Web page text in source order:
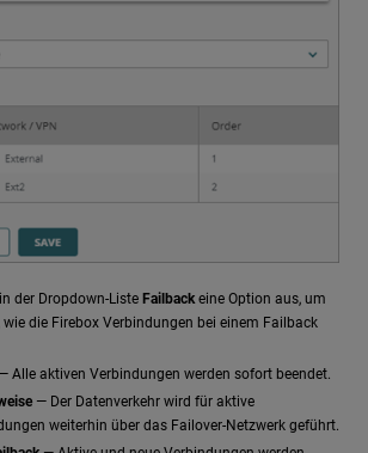
der Dropdown-Liste Failback eine Option aus, um
wie die Firebox Verbindungen bei einem Failback
Alle aktiven Verbindungen werden sofort beendet.
— Der Datenverkehr wird für aktive
weiterhin über das Failover-Netzwerk geführt.